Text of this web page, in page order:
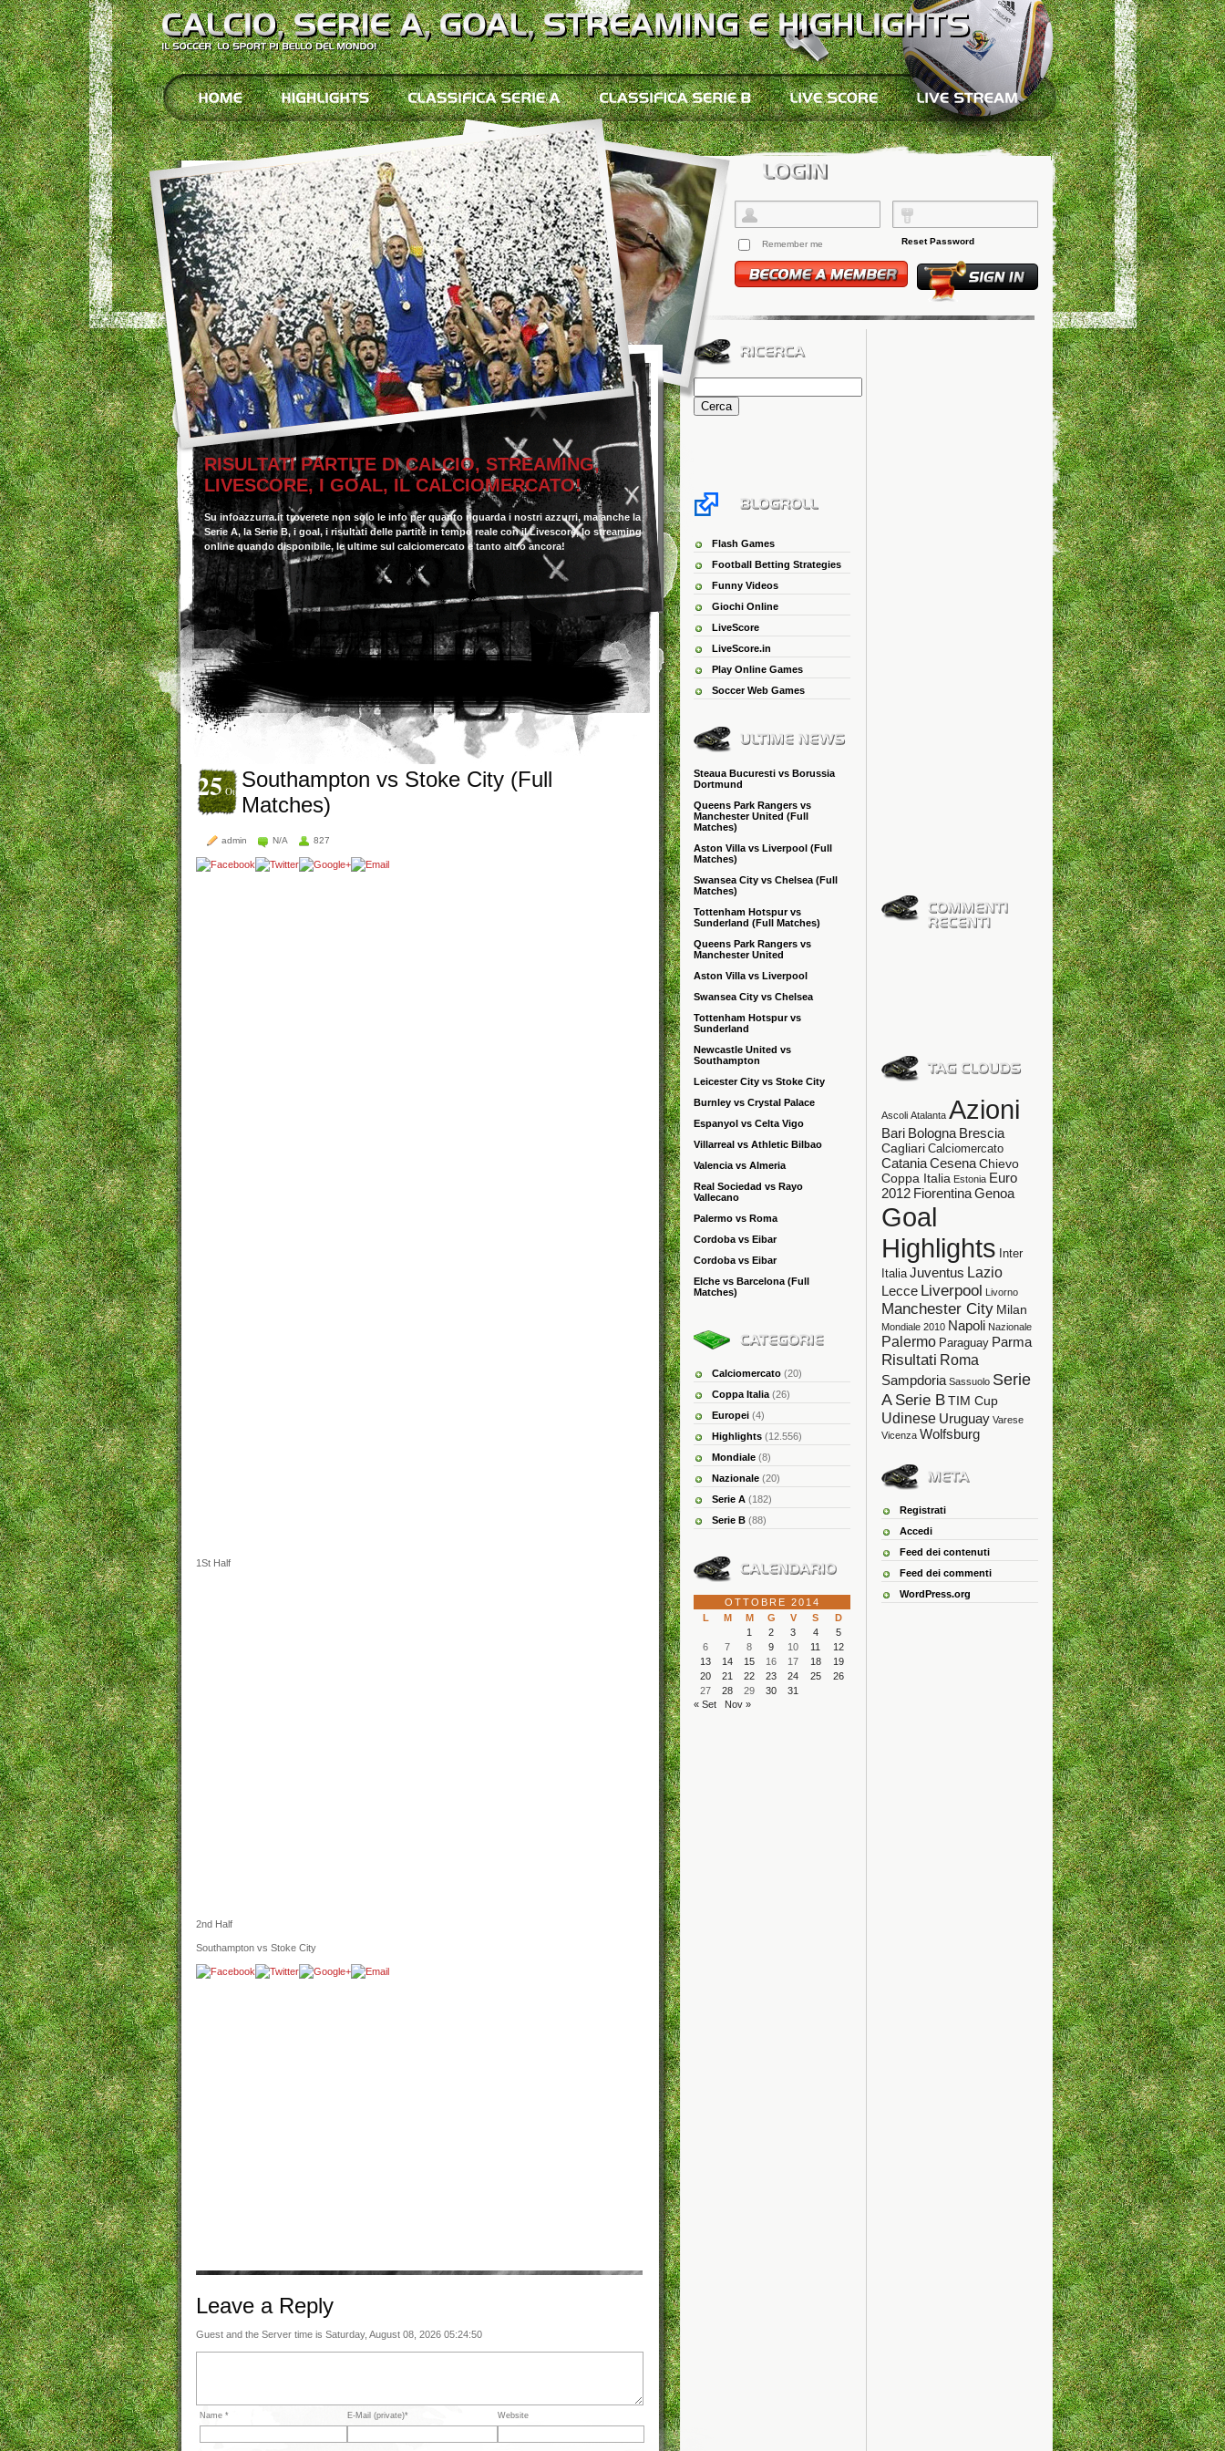
RISULTATI PARTITE DI CALCIO, STREAMING,
LIVESCORE, I GOAL, IL CALCIOMERCATO!
Su infoazzurra.it troverete non solo le info per quanto riguarda i nostri azzurri, ma anche la
Serie A, la Serie B, i goal, i risultati delle partite in tempo reale con il Livescore, lo streaming
online quando disponibile, le ultime sul calciomercato e tanto altro ancora!
25Ott Southampton vs Stoke City (Full
Matches)
admin N/A 827
1St Half
2nd Half
Southampton vs Stoke City
Leave a Reply
Guest and the Server time is Saturday, August 08, 2026 05:24:50
Name * E-Mail (private)* Website
Remember me Reset Password
Ricerca
per:
Flash Games
Football Betting Strategies
Funny Videos
Giochi Online
LiveScore
LiveScore.in
Play Online Games
Soccer Web Games
Steaua Bucuresti vs Borussia
Dortmund
Queens Park Rangers vs
Manchester United (Full
Matches)
Aston Villa vs Liverpool (Full
Matches)
Swansea City vs Chelsea (Full
Matches)
Tottenham Hotspur vs
Sunderland (Full Matches)
Queens Park Rangers vs
Manchester United
Aston Villa vs Liverpool
Swansea City vs Chelsea
Tottenham Hotspur vs
Sunderland
Newcastle United vs
Southampton
Leicester City vs Stoke City
Burnley vs Crystal Palace
Espanyol vs Celta Vigo
Villarreal vs Athletic Bilbao
Valencia vs Almeria
Real Sociedad vs Rayo
Vallecano
Palermo vs Roma
Cordoba vs Eibar
Cordoba vs Eibar
Elche vs Barcelona (Full
Matches)
Calciomercato (20)
Coppa Italia (26)
Europei (4)
Highlights (12.556)
Mondiale (8)
Nazionale (20)
Serie A (182)
Serie B (88)
OTTOBRE 2014
L
M M G V S
D
1
2 3 4
5
6
7 8 9 10 11
12
13
14 15 16 17 18
19
20
21 22 23 24 25
26
27
28 29 30
31
« Set
Nov »
Ascoli Atalanta Azioni
Bari Bologna Brescia
Cagliari Calciomercato
CataniaCesenaChievo
Coppa Italia Estonia Euro
2012 FiorentinaGenoa
Goal
Highlights Inter
Italia Juventus Lazio
Lecce Liverpool Livorno
Manchester City Milan
Mondiale 2010 Napoli Nazionale
Palermo Paraguay Parma
Risultati Roma
Sampdoria Sassuolo Serie
A Serie BTIM Cup
Udinese Uruguay Varese
Vicenza Wolfsburg
Registrati
Accedi
Feed dei contenuti
Feed dei commenti
WordPress.org